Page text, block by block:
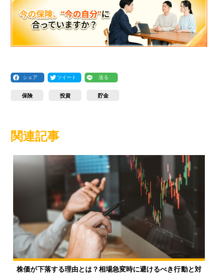
シェア ツイート 送る
保険 投資 貯金
関連記事
株価が下落する理由とは？相場急変時に避けるべき行動と対